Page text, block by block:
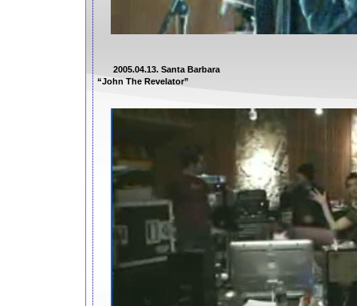
2005.04.13. Santa Barbara
“John The Revelator”